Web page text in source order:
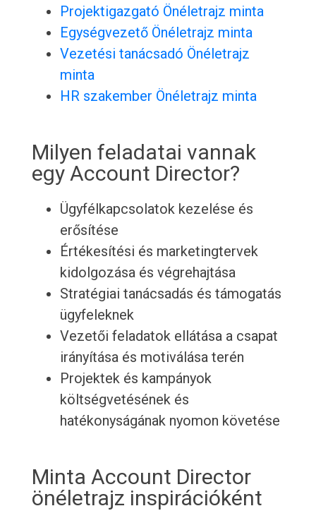
Projektigazgató Önéletrajz minta
Egységvezető Önéletrajz minta
Vezetési tanácsadó Önéletrajz
minta
HR szakember Önéletrajz minta
Milyen feladatai vannak
egy Account Director?
Ügyfélkapcsolatok kezelése és
erősítése
Értékesítési és marketingtervek
kidolgozása és végrehajtása
Stratégiai tanácsadás és támogatás
ügyfeleknek
Vezetői feladatok ellátása a csapat
irányítása és motiválása terén
Projektek és kampányok
költségvetésének és
hatékonyságának nyomon követése
Minta Account Director
önéletrajz inspirációként